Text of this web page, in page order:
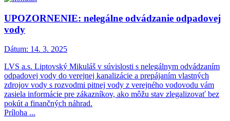
UPOZORNENIE: nelegálne odvádzanie odpadovej
vody
Dátum: 14. 3. 2025
LVS a.s. Liptovský Mikuláš v súvislosti s nelegálnym odvádzaním
odpadovej vody do verejnej kanalizácie a prepájaním vlastných
zdrojov vody s rozvodmi pitnej vody z verejného vodovodu vám
zasiela informácie pre zákazníkov, ako môžu stav zlegalizovať bez
pokút a finančných náhrad.
Príloha ...